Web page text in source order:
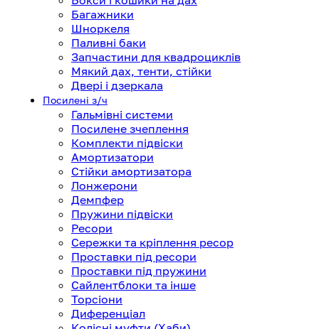
Багажники
Шноркеля
Паливні баки
Запчастини для квадроциклів
Мякий дах, тенти, стійки
Двері і дзеркала
Посилені з/ч
Гальмівні системи
Посилене зчеплення
Комплекти підвіски
Амортизатори
Стійки амортизатора
Лонжерони
Демпфер
Пружини підвіски
Ресори
Сережки та кріплення ресор
Проставки під ресори
Проставки під пружини
Сайлентблоки та інше
Торсіони
Диференціал